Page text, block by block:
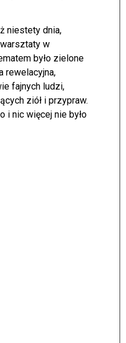
niestety dnia,
w
było zielone
rewelacyjna,
fajnych ludzi,
ziół i przypraw.
i nic więcej nie było